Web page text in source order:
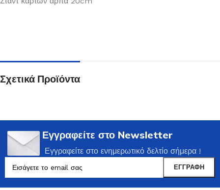
Σχετικά Προϊόντα
Εγγραφείτε στο Newsletter
Εγγραφείτε στο ενημερωτικό δελτίο σήμερα !